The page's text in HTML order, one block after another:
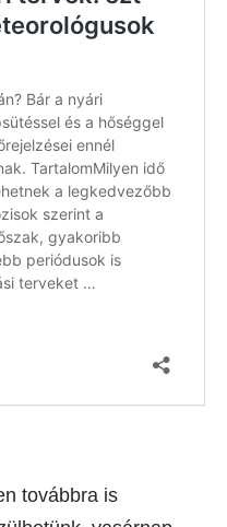
továbbra is